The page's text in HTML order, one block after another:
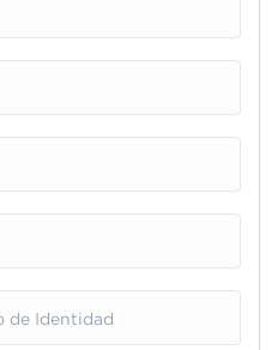
de Identidad